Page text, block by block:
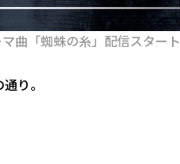
曲「蜘蛛の糸」配信スタート
り。